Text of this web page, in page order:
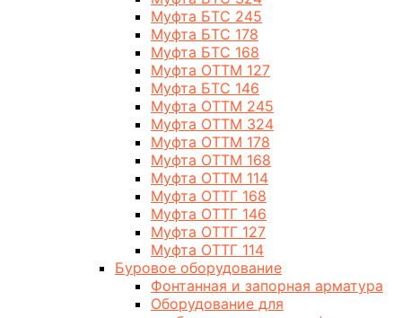
Муфта БТС 245
Муфта БТС 178
Муфта БТС 168
Муфта ОТТМ 127
Муфта БТС 146
Муфта ОТТМ 245
Муфта ОТТМ 324
Муфта ОТТМ 178
Муфта ОТТМ 168
Муфта ОТТМ 114
Муфта ОТТГ 168
Муфта ОТТГ 146
Муфта ОТТГ 127
Муфта ОТТГ 114
Буровое оборудование
Фонтанная и запорная арматура
Оборудование для